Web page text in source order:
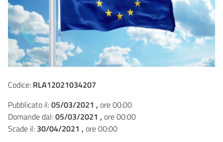
Codice: RLA12021034207
Pubblicato il:05/03/2021 , ore 00:00
Domande dal:05/03/2021 , ore 00:00
Scade il: 30/04/2021 , ore 00:00